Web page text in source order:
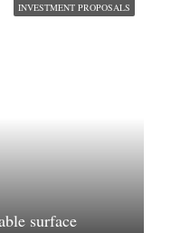
INVESTMENT PROPOSALS
surface